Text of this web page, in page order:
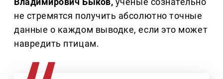
не стремятся получить абсолютно точные
данные о каждом выводке, если это может
навредить птицам.